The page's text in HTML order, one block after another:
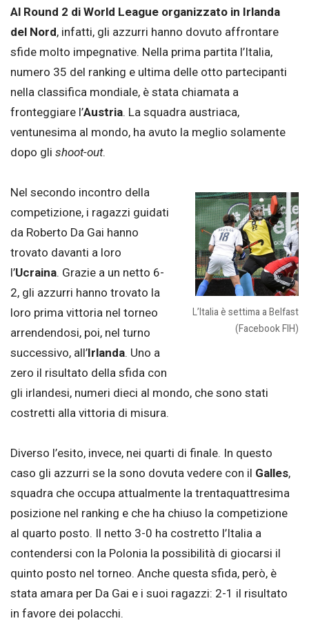
Al Round 2 di World League organizzato in Irlanda
del Nord, infatti, gli azzurri hanno dovuto affrontare
sfide molto impegnative. Nella prima partita l’Italia,
numero 35 del ranking e ultima delle otto partecipanti
nella classifica mondiale, è stata chiamata a
fronteggiare l’Austria. La squadra austriaca,
ventunesima al mondo, ha avuto la meglio solamente
dopo gli shoot-out.
L’Italia è settima a Belfast
(Facebook FIH)
Nel secondo incontro della
competizione, i ragazzi guidati
da Roberto Da Gai hanno
trovato davanti a loro
l’Ucraina. Grazie a un netto 6-
2, gli azzurri hanno trovato la
loro prima vittoria nel torneo
arrendendosi, poi, nel turno
successivo, all’Irlanda. Uno a
zero il risultato della sfida con
gli irlandesi, numeri dieci al mondo, che sono stati
costretti alla vittoria di misura.
Diverso l’esito, invece, nei quarti di finale. In questo
caso gli azzurri se la sono dovuta vedere con il Galles,
squadra che occupa attualmente la trentaquattresima
posizione nel ranking e che ha chiuso la competizione
al quarto posto. Il netto 3-0 ha costretto l’Italia a
contendersi con la Polonia la possibilità di giocarsi il
quinto posto nel torneo. Anche questa sfida, però, è
stata amara per Da Gai e i suoi ragazzi: 2-1 il risultato
in favore dei polacchi.